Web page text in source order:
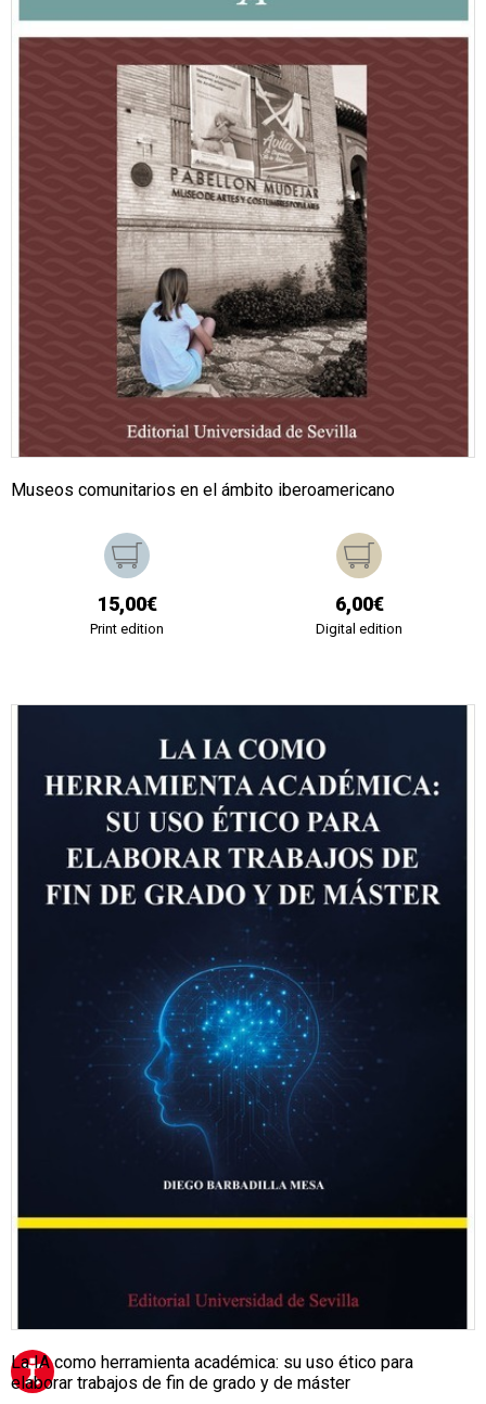
Museos comunitarios en el ámbito iberoamericano
15,00€
Print edition
6,00€
Digital edition
La IA como herramienta académica: su uso ético para
elaborar trabajos de fin de grado y de máster